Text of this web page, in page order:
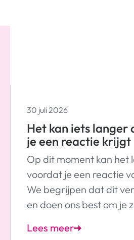
30 juli 2026
Het kan iets langer
je een reactie krijgt
Op dit moment kan het
voordat je een reactie
We begrijpen dat dit
en doen ons best om je
Lees meer